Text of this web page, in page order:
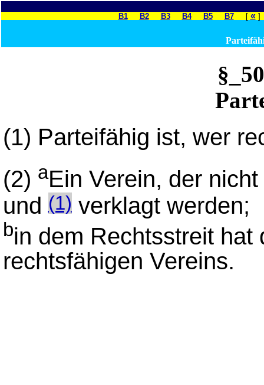
B1 B2 B3 B4 B5 B7[ «
(1) Parteifähig ist, wer
(2) aEin Verein, der
und(1)verklagt werden;
bin dem Rechtsstreit hat
rechtsfähigen Vereins.